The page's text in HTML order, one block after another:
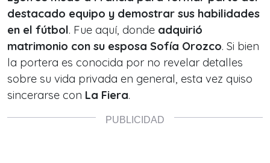
destacado equipo y demostrar sus habilidades
en el fútbol. Fue aquí, donde adquirió
matrimonio con su esposa Sofía Orozco. Si bien
la portera es conocida por no revelar detalles
sobre su vida privada en general, esta vez quiso
sincerarse con La Fiera.